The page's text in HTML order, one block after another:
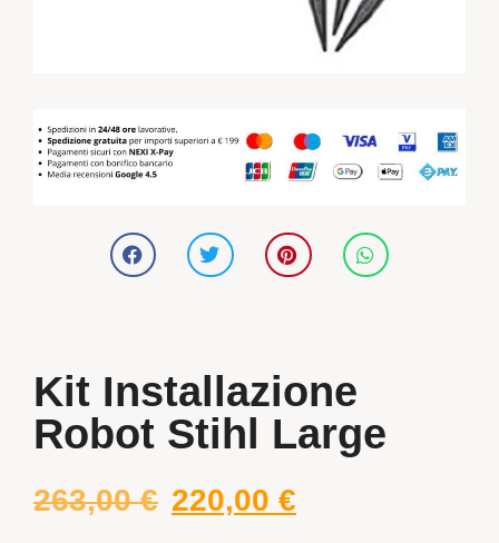
Kit Installazione
Robot Stihl Large
263,00€ 220,00 €